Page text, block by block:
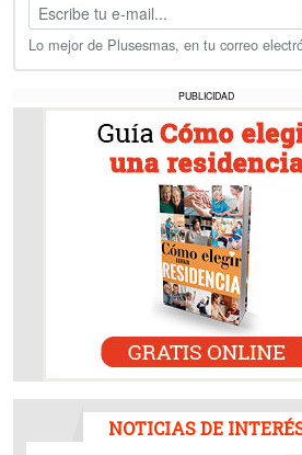
Lo mejor de Plusesmas, en tu correo
PUBLICIDAD
NOTICIAS DE